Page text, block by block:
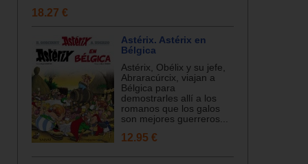
18.27 €
Astérix. Astérix en
Bélgica
Astérix, Obélix y su jefe,
Abraracúrcix, viajan a
Bélgica para
demostrarles allí a los
romanos que los galos
son mejores guerreros...
12.95 €